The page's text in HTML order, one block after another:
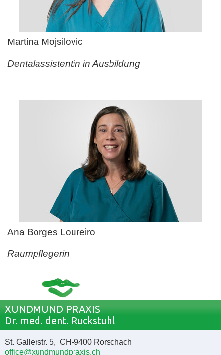
Martina Mojsilovic
Dentalassistentin in Ausbildung
Ana Borges Loureiro
Raumpflegerin
XUNDMUND PRAXIS
Dr. med. dent. Ruckstuhl
St. Gallerstr. 5, CH-9400 Rorschach
office@xundmundpraxis.ch